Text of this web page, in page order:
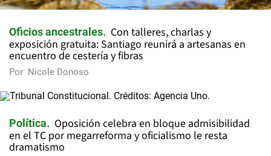
Oficios ancestrales
Con talleres, charlas y
exposición gratuita: Santiago reunirá a artesanas en
encuentro de cestería y fibras
Por Nicole Donoso
Política
Oposición celebra en bloque admisibilidad
en el TC por megarreforma y oficialismo le resta
dramatismo